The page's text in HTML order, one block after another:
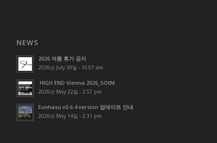
NEWS
2026 여름 휴가 공지
2026년 July 30일 - 10:07 am
HIGH END Vienna 2026_SOtM
2026년 May 22일 - 2:57 pm
Eunhasu v0.6.4 version 업데이트 안내
2026년 May 14일 - 2:31 pm